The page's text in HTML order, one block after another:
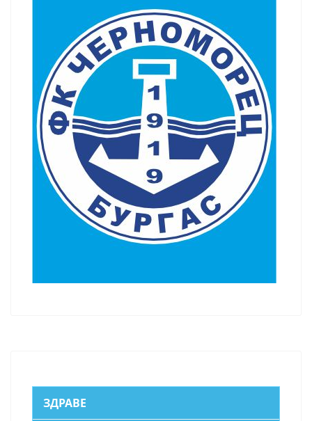
ЗДРАВЕ